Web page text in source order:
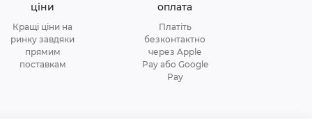
ціни
Кращі ціни на
ринку завдяки
прямим
поставкам
оплата
Платіть
безконтактно
через Apple
Pay або Google
Pay